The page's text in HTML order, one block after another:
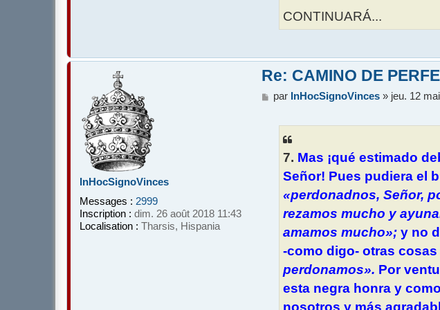
CONTINUARÁ...
InHocSignoVinces
Messages : 2999
Inscription : dim. 26 août 2018 11:43
Localisation : Tharsis, Hispania
Re: CAMINO DE
M
par InHocSignoVinces » jeu. 12
7. Mas ¡qué estimado
Señor! Pues pudiera el
«perdonadnos, Señor,
rezamos mucho y
amamos mucho»; y no
-como digo- otras
perdonamos». Por
esta negra honra y
nosotros y más